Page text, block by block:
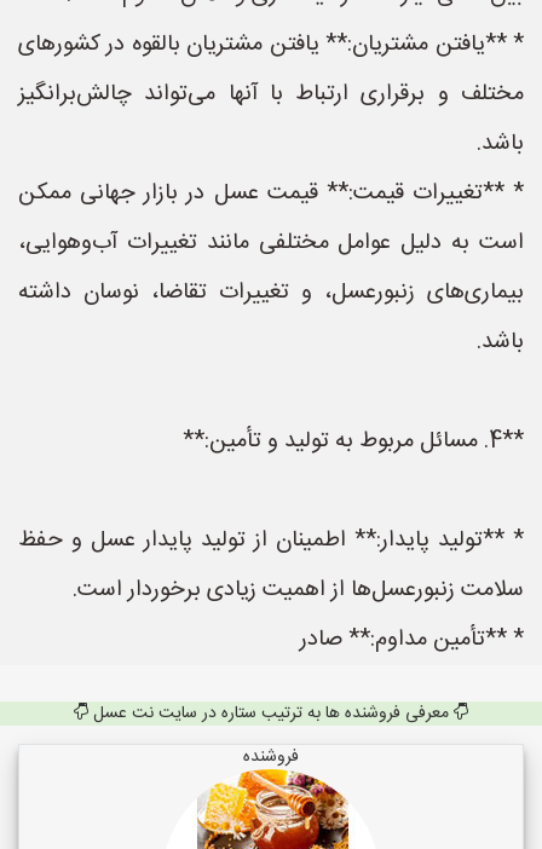
* **یافتن مشتریان:** یافتن مشتریان بالقوه در کشورهای
مختلف و برقراری ارتباط با آنها می‌تواند چالش‌برانگیز
باشد.
* **تغییرات قیمت:** قیمت عسل در بازار جهانی ممکن
است به دلیل عوامل مختلفی مانند تغییرات آب‌وهوایی،
بیماری‌های زنبورعسل، و تغییرات تقاضا، نوسان داشته
باشد.
**4. مسائل مربوط به تولید و تأمین:**
* **تولید پایدار:** اطمینان از تولید پایدار عسل و حفظ
سلامت زنبورعسل‌ها از اهمیت زیادی برخوردار است.
* **تأمین مداوم:** صادر
معرفی فروشنده ها به ترتیب ستاره در سایت نت عسل
فروشنده